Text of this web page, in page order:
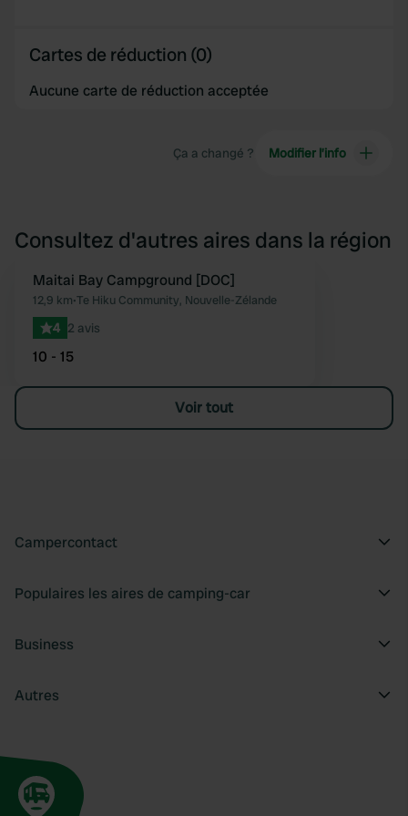
Cartes de réduction (0)
Aucune carte de réduction acceptée
Ça a changé ? Modifier l’info
Consultez d'autres aires dans la région
Maitai Bay Campground [DOC]
12,9 km•Te Hiku Community, Nouvelle-Zélande
4 2 avis
10 - 15
Voir tout
Campercontact
Populaires les aires de camping-car
Business
Autres